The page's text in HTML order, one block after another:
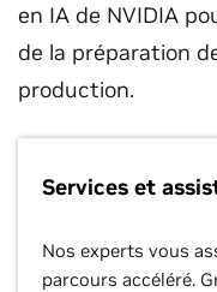
en IA de NVIDIA
de la préparation
production.
Services et
Nos experts vous
parcours accéléré.